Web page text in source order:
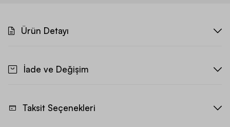
Ürün Detayı
İade ve Değişim
Taksit Seçenekleri